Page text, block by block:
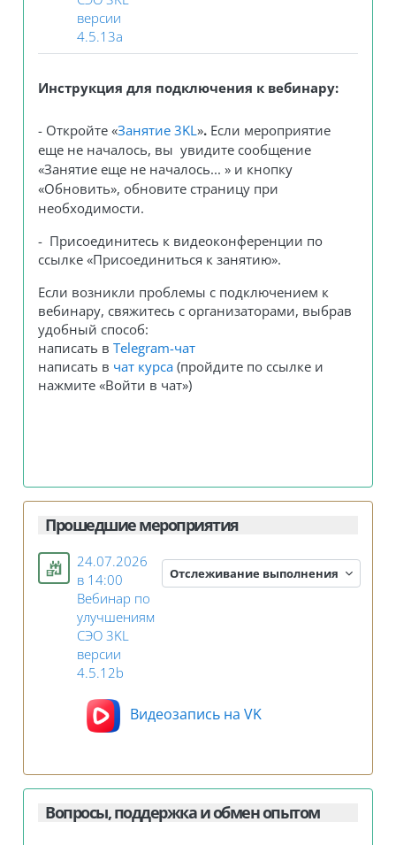
версии
4.5.13а
Инструкция для подключения к вебинару:
- Откройте «Занятие 3KL». Если мероприятие
еще не началось, вы увидите сообщение
«Занятие еще не началось... » и кнопку
«Обновить», обновите страницу при
необходимости.
- Присоединитесь к видеоконференции по
ссылке «Присоединиться к занятию».
Если возникли проблемы с подключением к
вебинару, свяжитесь с организаторами, выбрав
удобный способ:
написать в Telegram-чат
написать в чат курса (пройдите по ссылке и
нажмите «Войти в чат»)
Прошедшие мероприятия
24.07.2026
в 14:00
Вебинар по
улучшениям
СЭО 3KL
версии
4.5.12b
Отслеживание выполнения
Видеозапись на VK
Вопросы, поддержка и обмен опытом